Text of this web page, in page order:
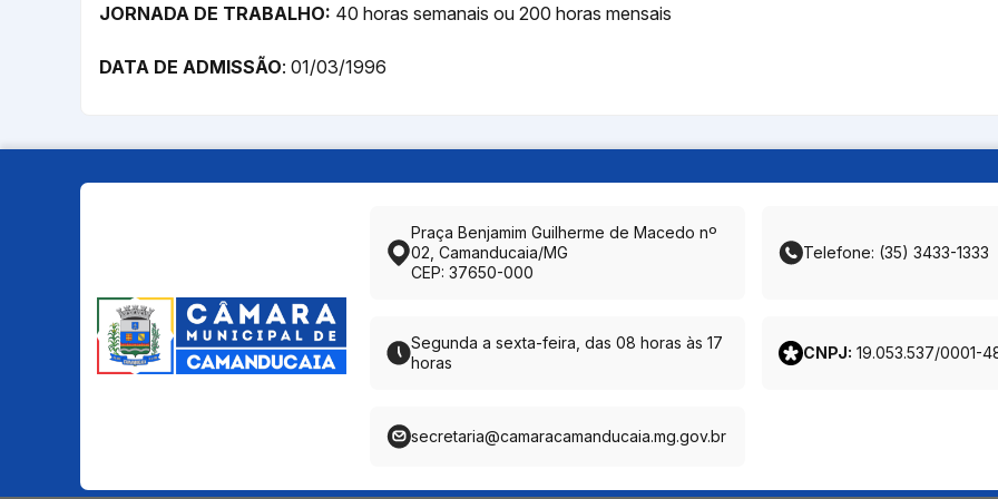
JORNADA DE TRABALHO: 40 horas semanais ou 200 horas mensais
DATA DE ADMISSÃO: 01/03/1996
Praça Benjamim Guilherme de Macedo nº
02, Camanducaia/MG
CEP: 37650-000
Telefone: (35) 3433-1333
Segunda a sexta-feira, das 08 horas às 17
horas
CNPJ: 19.053.537/0001-
secretaria@camaracamanducaia.mg.gov.br